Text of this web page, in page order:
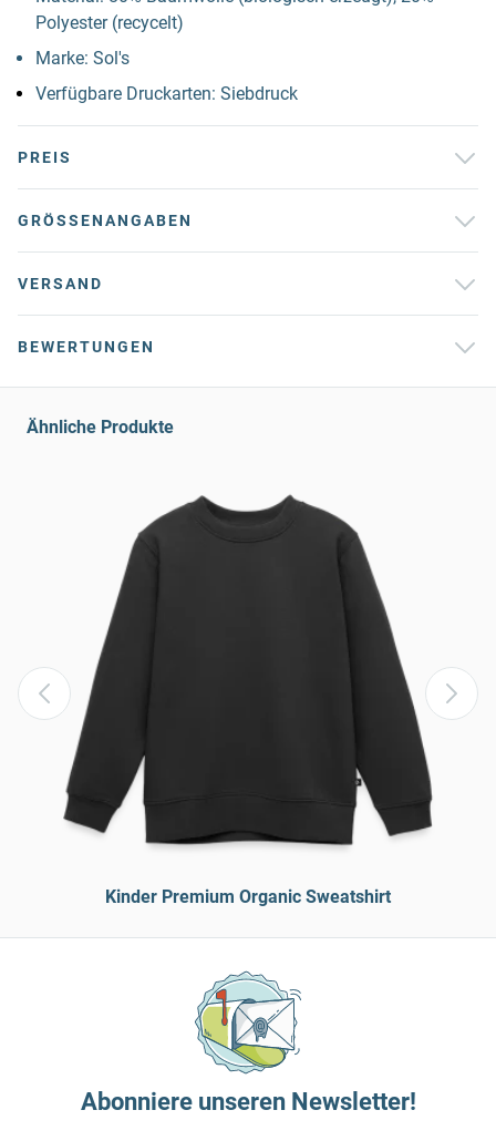
Polyester (recycelt)
Marke: Sol's
Verfügbare Druckarten: Siebdruck
PREIS
GRÖSSENANGABEN
VERSAND
BEWERTUNGEN
Ähnliche Produkte
Kinder Premium Organic Sweatshirt
Abonniere unseren Newsletter!